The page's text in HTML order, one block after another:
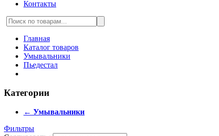
Контакты
Главная
Каталог товаров
Умывальники
Пьедестал
Категории
← Умывальники
Фильтры